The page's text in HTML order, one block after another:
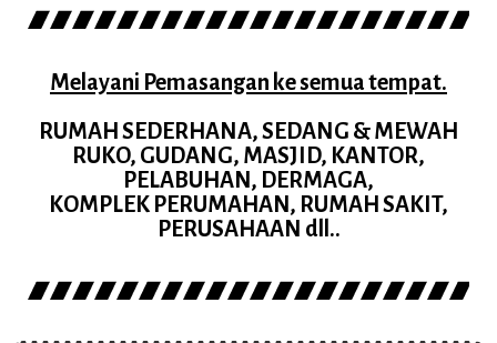
Melayani Pemasangan ke semua tempat.
RUMAH SEDERHANA, SEDANG & MEWAH
RUKO, GUDANG, MASJID, KANTOR,
PELABUHAN, DERMAGA,
KOMPLEK PERUMAHAN, RUMAH SAKIT,
PERUSAHAAN dll..